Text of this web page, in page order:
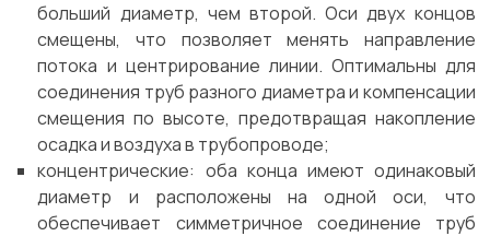
больший диаметр, чем второй. Оси двух концов
смещены, что позволяет менять направление
потока и центрирование линии. Оптимальны для
соединения труб разного диаметра и компенсации
смещения по высоте, предотвращая накопление
осадка и воздуха в трубопроводе;
концентрические: оба конца имеют одинаковый
диаметр и расположены на одной оси, что
обеспечивает симметричное соединение труб